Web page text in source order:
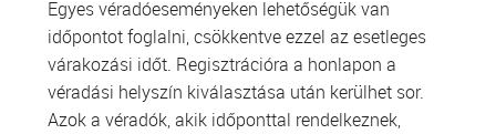
Egyes véradóeseményeken lehetőségük van
időpontot foglalni, csökkentve ezzel az esetleges
várakozási időt. Regisztrációra a honlapon a
véradási helyszín kiválasztása után kerülhet sor.
Azok a véradók, akik időponttal rendelkeznek,